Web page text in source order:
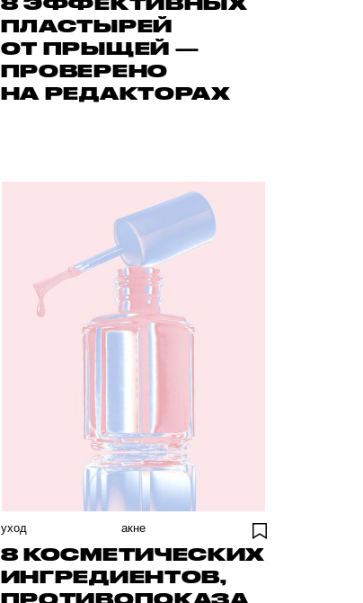
ПЛАСТЫРЕЙ
ОТ ПРЫЩЕЙ —
ПРОВЕРЕНО
НА РЕДАКТОРАХ
уход акне
8 КОСМЕТИЧЕСКИХ
ИНГРЕДИЕНТОВ,